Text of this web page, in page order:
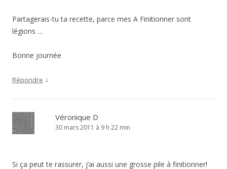
Partagerais-tu ta recette, parce mes A Finitionner sont
légions …
Bonne journée
Répondre ↓
Véronique D
30 mars 2011 à 9 h 22 min
Si ça peut te rassurer, j’ai aussi une grosse pile à finitionner!